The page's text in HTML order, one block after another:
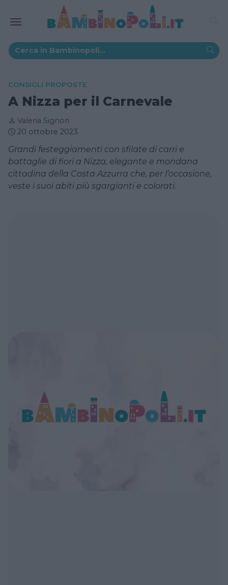
CONSIGLI PROPOSTE
A Nizza per il Carnevale
Valeria Signori
20 ottobre 2023
Grandi festeggiamenti con sfilate di carri e
battaglie di fiori a Nizza, elegante e mondana
cittadina della Costa Azzurra che, per l’occasione,
veste i suoi abiti più sgargianti e colorati.